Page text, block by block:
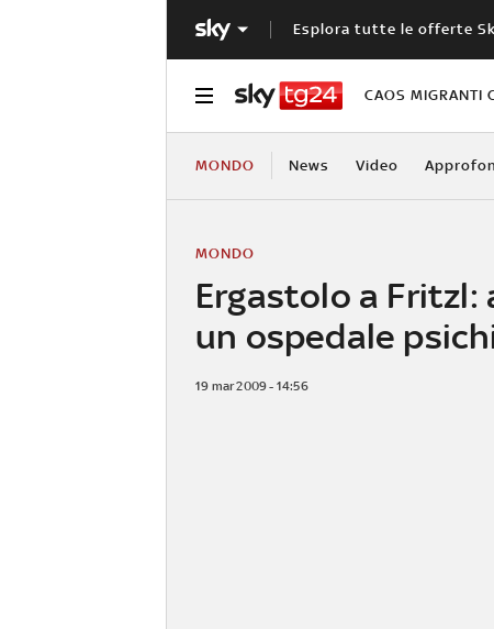
Esplora tutte le offerte
CAOS MIGRANTI
MONDO News Video
Ergastolo a Fritzl:
un ospedale
MONDO
19 mar 2009 - 14:56